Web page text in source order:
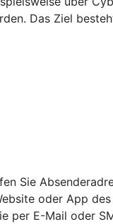
Das Ziel
Sie
oder App
per E-Mail oder